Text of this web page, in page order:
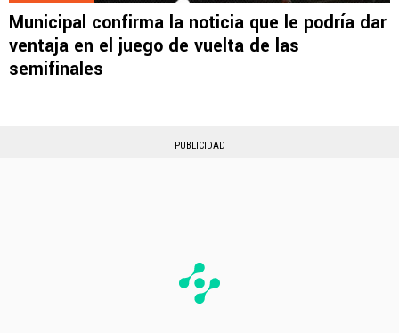
Municipal confirma la noticia que le podría dar
ventaja en el juego de vuelta de las
semifinales
PUBLICIDAD